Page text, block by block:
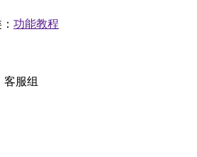
功能教程
客服组